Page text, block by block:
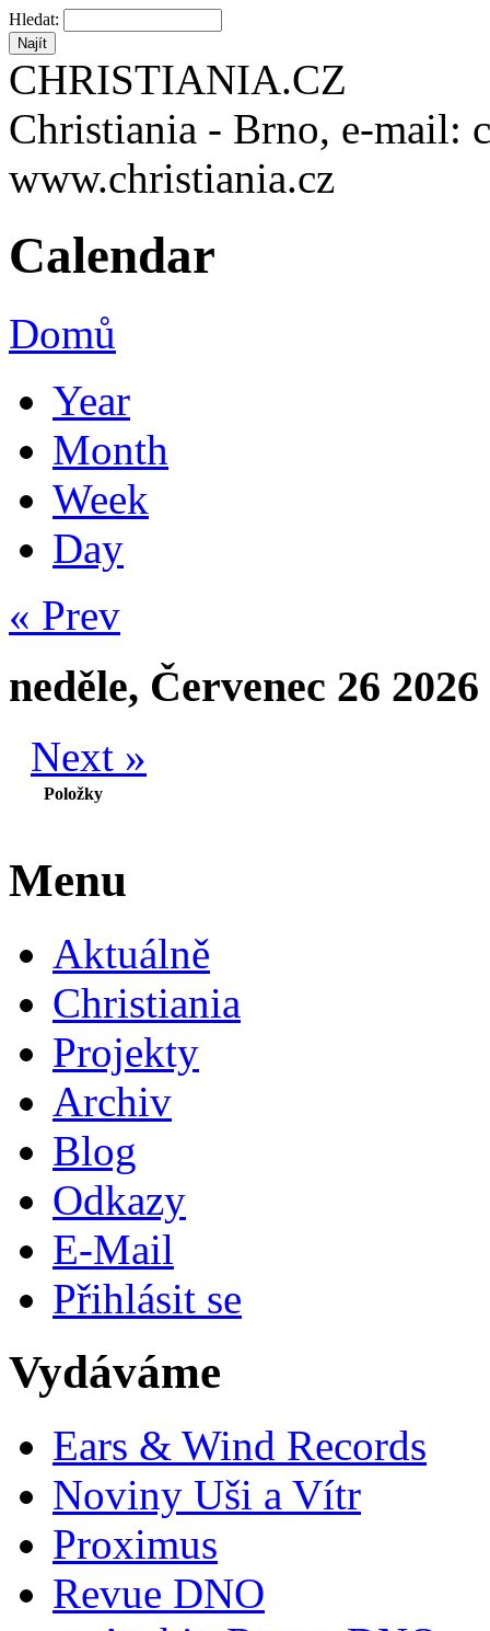
Hledat:
CHRISTIANIA.CZ
Christiania - Brno, e-mail:
www.christiania.cz
Calendar
Domů
Year
Month
Week
Day
« Prev
neděle, Červenec 26 2026
Next »
Položky
Menu
Aktuálně
Christiania
Projekty
Archiv
Blog
Odkazy
E-Mail
Přihlásit se
Vydáváme
Ears & Wind Records
Noviny Uši a Vítr
Proximus
Revue DNO